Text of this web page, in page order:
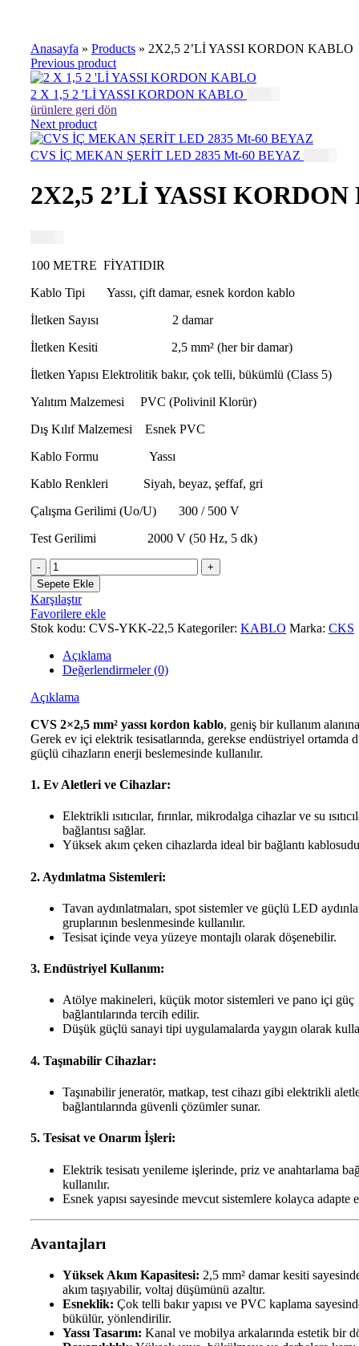
Anasayfa » Products » 2X2,5 2’Lİ YASSI KORDON KABLO
Previous product
2 X 1,5 2 'Lİ YASSI KORDON KABLO
ürünlere geri dön
Next product
CVS İÇ MEKAN ŞERİT LED 2835 Mt-60 BEYAZ
2X2,5 2’Lİ YASSI
100 METRE FİYATIDIR
Kablo Tipi Yassı, çift damar, esnek kordon kablo
İletken Sayısı 2 damar
İletken Kesiti 2,5 mm² (her bir damar)
İletken Yapısı Elektrolitik bakır, çok telli, bükümlü (Class 5)
Yalıtım Malzemesi PVC (Polivinil Klorür)
Dış Kılıf Malzemesi Esnek PVC
Kablo Formu Yassı
Kablo Renkleri Siyah, beyaz, şeffaf, gri
Çalışma Gerilimi (Uo/U) 300 / 500 V
Test Gerilimi 2000 V (50 Hz, 5 dk)
2X2,5
2'Lİ
YASSI
KORDON
KABLO
adet
Sepete Ekle
Karşılaştır
Favorilere ekle
Stok kodu: CVS-YKK-22,5 Kategoriler: KABLO Marka: CKS
Açıklama
Değerlendirmeler (0)
Açıklama
CVS 2×2,5 mm² yassı kordon kablo, geniş bir kullanım
Gerek ev içi elektrik tesisatlarında, gerekse endüstriyel ortamda
güçlü cihazların enerji beslemesinde kullanılır.
1. Ev Aletleri ve Cihazlar:
Elektrikli ısıtıcılar, fırınlar, mikrodalga cihazlar ve su
bağlantısı sağlar.
Yüksek akım çeken cihazlarda ideal bir bağlantı
2. Aydınlatma Sistemleri:
Tavan aydınlatmaları, spot sistemler ve güçlü LED
gruplarının beslenmesinde kullanılır.
Tesisat içinde veya yüzeye montajlı olarak döşenebilir.
3. Endüstriyel Kullanım:
Atölye makineleri, küçük motor sistemleri ve pano içi güç
bağlantılarında tercih edilir.
Düşük güçlü sanayi tipi uygulamalarda yaygın olarak
4. Taşınabilir Cihazlar:
Taşınabilir jeneratör, matkap, test cihazı gibi elektrikli
bağlantılarında güvenli çözümler sunar.
5. Tesisat ve Onarım İşleri:
Elektrik tesisatı yenileme işlerinde, priz ve anahtarlama
kullanılır.
Esnek yapısı sayesinde mevcut sistemlere kolayca adapte
Avantajları
Yüksek Akım Kapasitesi: 2,5 mm² damar kesiti
akım taşıyabilir, voltaj düşümünü azaltır.
Esneklik: Çok telli bakır yapısı ve PVC kaplama
bükülür, yönlendirilir.
Yassı Tasarım: Kanal ve mobilya arkalarında estetik bir